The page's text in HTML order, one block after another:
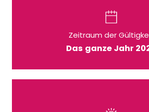
Zeitraum der
Das ganze Jahr